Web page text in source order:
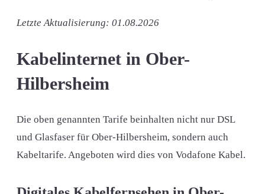
Letzte Aktualisierung: 01.08.2026
Kabelinternet in Ober-
Hilbersheim
Die oben genannten Tarife beinhalten nicht nur DSL
und Glasfaser für Ober-Hilbersheim, sondern auch
Kabeltarife. Angeboten wird dies von Vodafone Kabel.